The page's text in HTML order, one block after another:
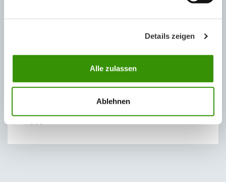
Details zeigen
Alle zulassen
Ablehnen
Termoizolacioni efekat sa viškom vrijednosti
Životna sredina
Video